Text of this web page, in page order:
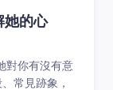
她的心
對你有沒有意
常見跡象，